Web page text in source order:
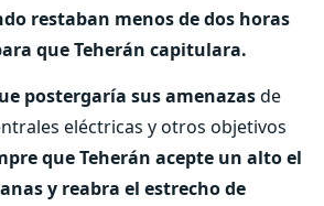
restaban menos de dos horas
que Teherán capitulara.
postergaría sus amenazasde
eléctricas y otros objetivos
que Teherán acepte un alto el
y reabra el estrecho de